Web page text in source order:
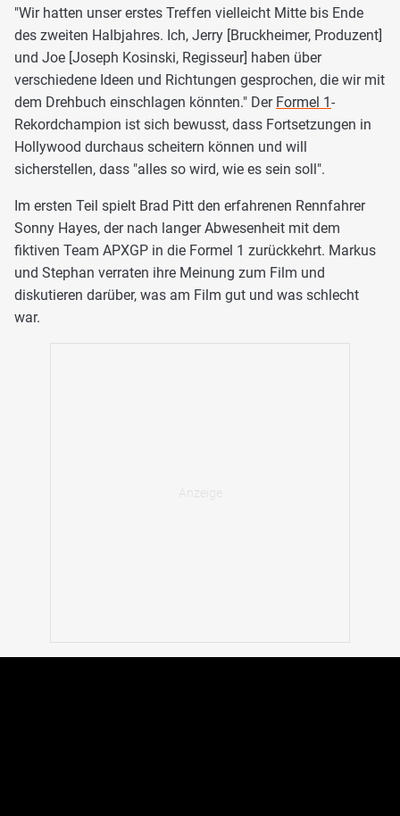
"Wir hatten unser erstes Treffen vielleicht Mitte bis Ende
des zweiten Halbjahres. Ich, Jerry [Bruckheimer, Produzent]
und Joe [Joseph Kosinski, Regisseur] haben über
verschiedene Ideen und Richtungen gesprochen, die wir mit
dem Drehbuch einschlagen könnten." Der Formel 1-
Rekordchampion ist sich bewusst, dass Fortsetzungen in
Hollywood durchaus scheitern können und will
sicherstellen, dass "alles so wird, wie es sein soll".
Im ersten Teil spielt Brad Pitt den erfahrenen Rennfahrer
Sonny Hayes, der nach langer Abwesenheit mit dem
fiktiven Team APXGP in die Formel 1 zurückkehrt. Markus
und Stephan verraten ihre Meinung zum Film und
diskutieren darüber, was am Film gut und was schlecht
war.